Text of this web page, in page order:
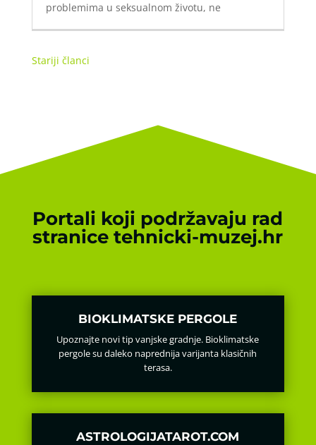
problemima u seksualnom životu, ne
Stariji članci
Portali koji podržavaju rad
stranice tehnicki-muzej.hr
BIOKLIMATSKE PERGOLE
Upoznajte novi tip vanjske gradnje. Bioklimatske
pergole su daleko naprednija varijanta klasičnih
terasa.
ASTROLOGIJATAROT.COM